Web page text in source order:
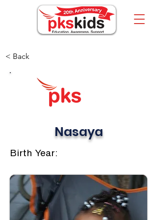
< Back
Nasaya
Birth Year: